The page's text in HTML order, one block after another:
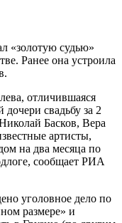
«золотую судью»
Ранее она устроила
отличившаяся
дочери свадьбу за 2
Басков, Вера
артисты,
на два месяца по
сообщает РИА
уголовное дело по
размере» и